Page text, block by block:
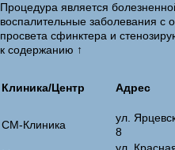
Процедура является
воспалительные заболевания с
просвета сфинктера и
к содержанию ↑
Клиника/Центр Адрес
СМ-Клиника
ул.
8